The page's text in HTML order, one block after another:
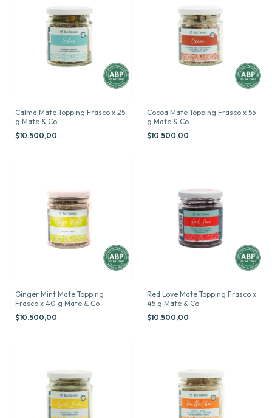
Calma Mate Topping Frasco x 25
g Mate & Co
$10.500,00
Cocoa Mate Topping Frasco x 55
g Mate & Co
$10.500,00
Ginger Mint Mate Topping
Frasco x 40 g Mate & Co
$10.500,00
Red Love Mate Topping Frasco x
45 g Mate & Co
$10.500,00